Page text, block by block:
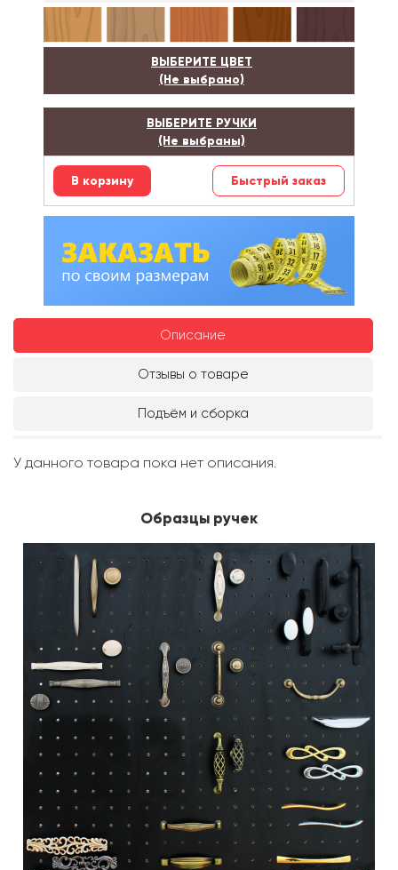
ВЫБЕРИТЕ ЦВЕТ
(Не выбрано)
ВЫБЕРИТЕ РУЧКИ
(Не выбраны)
Быстрый заказ
Описание
Отзывы о товаре
Подъём и сборка
У данного товара пока нет описания.
Образцы ручек